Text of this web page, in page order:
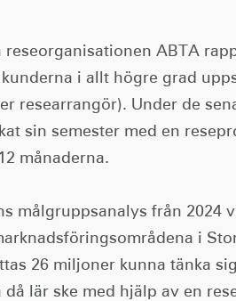
reseorganisationen ABTA
kunderna i allt högre grad
researrangör). Under de
sin semester med en
månaderna.
målgruppsanalys från 2024
i
26 miljoner kunna tänka
då lär ske med hjälp av en